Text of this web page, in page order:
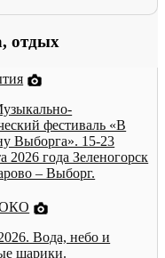
отдых
фестиваль «В
Выборга». 15-23
2026 года Зеленогорск
– Выборг.
Вода, небо и
шарики.